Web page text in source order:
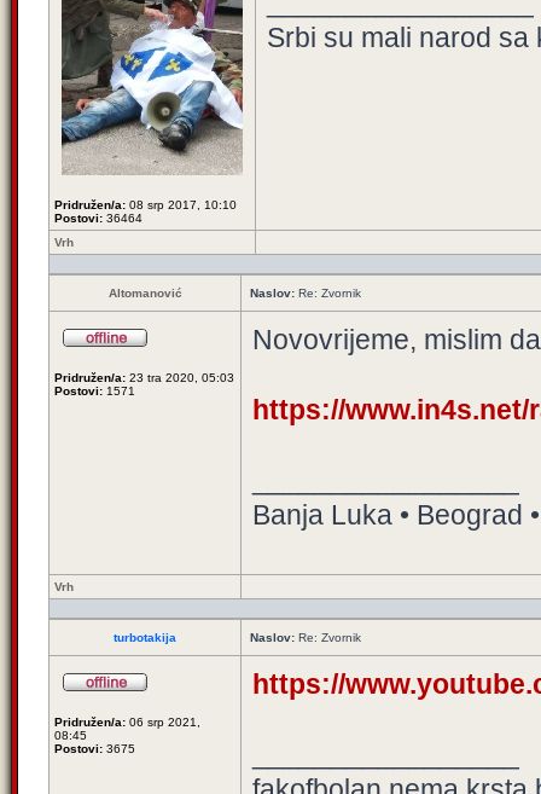
Pridružen/a: 08 srp 2017, 10:10
Postovi: 36464
Srbi su mali narod
Vrh
Altomanović Naslov: Re: Zvornik
Pridružen/a: 23 tra 2020, 05:03
Postovi: 1571
Novovrijeme, mislim
https://www.in4s.net/
Banja Luka • Beograd
Vrh
turbotakija Naslov: Re: Zvornik
Pridružen/a: 06 srp 2021,
08:45
Postovi: 3675
https://